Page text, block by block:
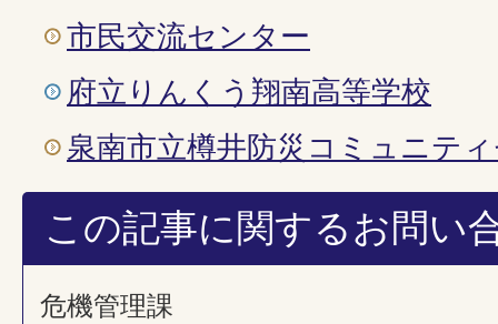
市民交流センター
府立りんくう翔南高等学校
泉南市立樽井防災コミュニテ
この記事に関するお問い
危機管理課